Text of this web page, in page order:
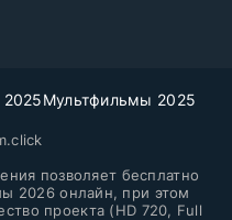
Мультфильмы 2025
позволяет бесплатно
2026 онлайн, при этом
проекта (HD 720, Full